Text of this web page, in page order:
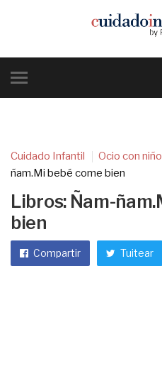
Cuidado Infantil Ocio con
ñam.Mi bebé come bien
Libros: Ñam-
bien
Compartir Tuitear